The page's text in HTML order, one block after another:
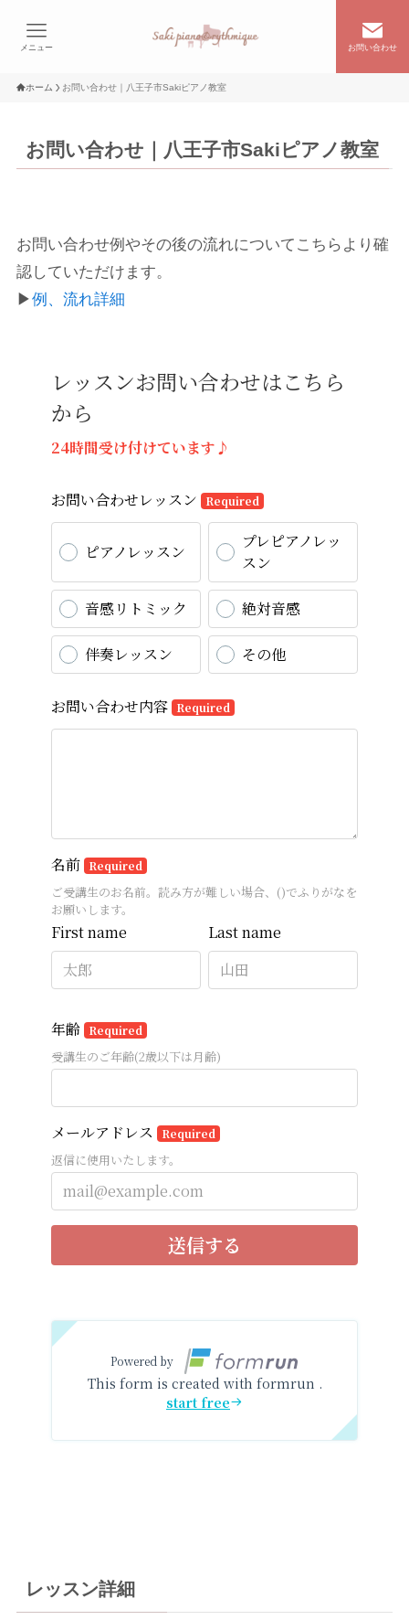
お問い合わせ
メニュー
ホーム お問い合わせ｜八王子市Sakiピアノ教室
お問い合わせ｜八王子市Sakiピアノ教室
お問い合わせ例やその後の流れについてこちらより確
認していただけます。
▶例、流れ詳細
レッスン詳細